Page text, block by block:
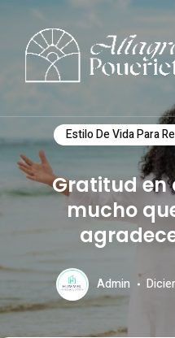
ALTAGRACIA
Comunidad, turismo, arte,
Estilo De Vida Para
Gratitud en
mucho
Admin